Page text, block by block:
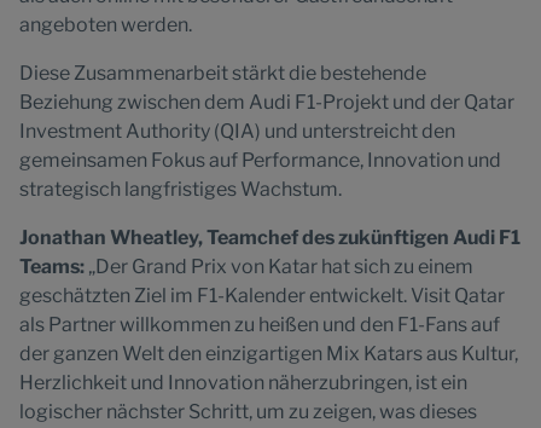
angeboten werden.
Diese Zusammenarbeit stärkt die bestehende
Beziehung zwischen dem Audi F1-Projekt und der Qatar
Investment Authority (QIA) und unterstreicht den
gemeinsamen Fokus auf Performance, Innovation und
strategisch langfristiges Wachstum.
Jonathan Wheatley, Teamchef des zukünftigen Audi F1
Teams: „Der Grand Prix von Katar hat sich zu einem
geschätzten Ziel im F1-Kalender entwickelt. Visit Qatar
als Partner willkommen zu heißen und den F1-Fans auf
der ganzen Welt den einzigartigen Mix Katars aus Kultur,
Herzlichkeit und Innovation näherzubringen, ist ein
logischer nächster Schritt, um zu zeigen, was dieses